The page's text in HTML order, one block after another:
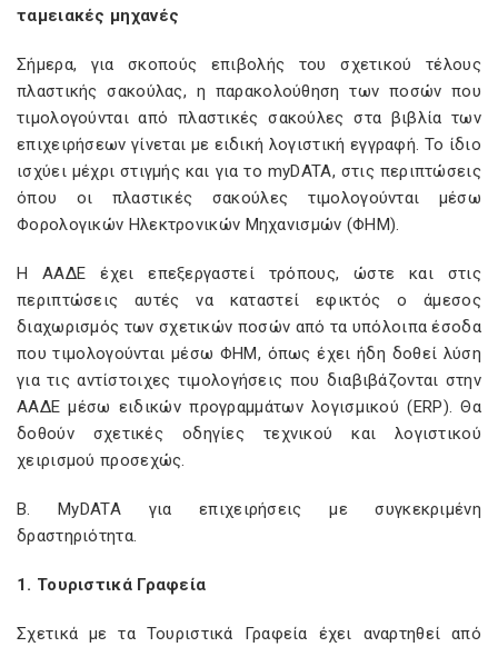
ταμειακές μηχανές
Σήμερα, για σκοπούς επιβολής του σχετικού τέλους
πλαστικής σακούλας, η παρακολούθηση των ποσών που
τιμολογούνται από πλαστικές σακούλες στα βιβλία των
επιχειρήσεων γίνεται με ειδική λογιστική εγγραφή. Το ίδιο
ισχύει μέχρι στιγμής και για το myDATA, στις περιπτώσεις
όπου οι πλαστικές σακούλες τιμολογούνται μέσω
Φορολογικών Ηλεκτρονικών Μηχανισμών (ΦΗΜ).
Η ΑΑΔΕ έχει επεξεργαστεί τρόπους, ώστε και στις
περιπτώσεις αυτές να καταστεί εφικτός ο άμεσος
διαχωρισμός των σχετικών ποσών από τα υπόλοιπα έσοδα
που τιμολογούνται μέσω ΦΗΜ, όπως έχει ήδη δοθεί λύση
για τις αντίστοιχες τιμολογήσεις που διαβιβάζονται στην
ΑΑΔΕ μέσω ειδικών προγραμμάτων λογισμικού (ERP). Θα
δοθούν σχετικές οδηγίες τεχνικού και λογιστικού
χειρισμού προσεχώς.
Β. MyDATA για επιχειρήσεις με συγκεκριμένη
δραστηριότητα.
1. Τουριστικά Γραφεία
Σχετικά με τα Τουριστικά Γραφεία έχει αναρτηθεί από